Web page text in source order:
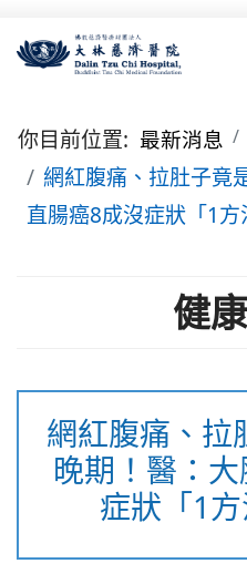
你目前位置: 最新消息
網紅腹痛、拉肚子竟
直腸癌8成沒症狀「1方
健
網紅腹痛、拉
晚期！醫：
症狀「1